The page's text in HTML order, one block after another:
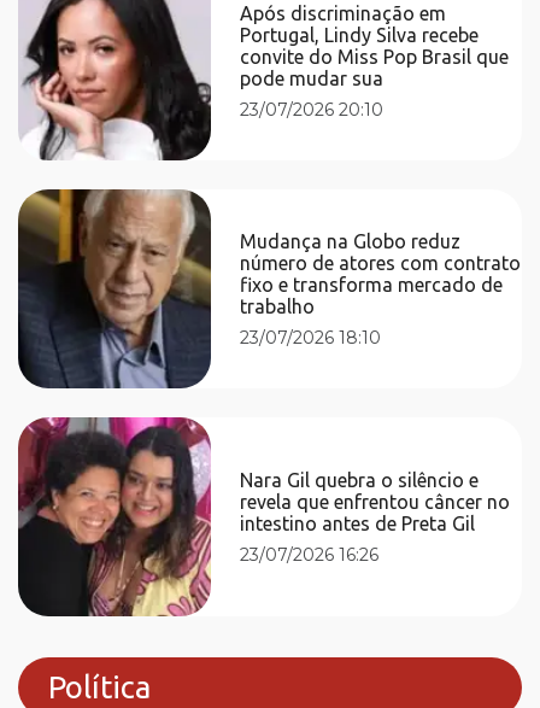
Após discriminação em
Portugal, Lindy Silva recebe
convite do Miss Pop Brasil que
pode mudar sua
23/07/2026 20:10
Mudança na Globo reduz
número de atores com contrato
fixo e transforma mercado de
trabalho
23/07/2026 18:10
Nara Gil quebra o silêncio e
revela que enfrentou câncer no
intestino antes de Preta Gil
23/07/2026 16:26
Política